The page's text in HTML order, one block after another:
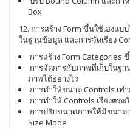
Box
12. การสร้าง Form ขึ้นใช้เองแ
ในฐานข้อมูล และการจัดเรียง
การสร้าง Form Categories
การจัดการกับภาพที่เก็บในฐ
ภาพได้อย่างไร
การทำให้ขนาด Controls เท่
การทำให้ Controls เรียงตรง
การปรับขนาดภาพให้มีขนาด
Size Mode